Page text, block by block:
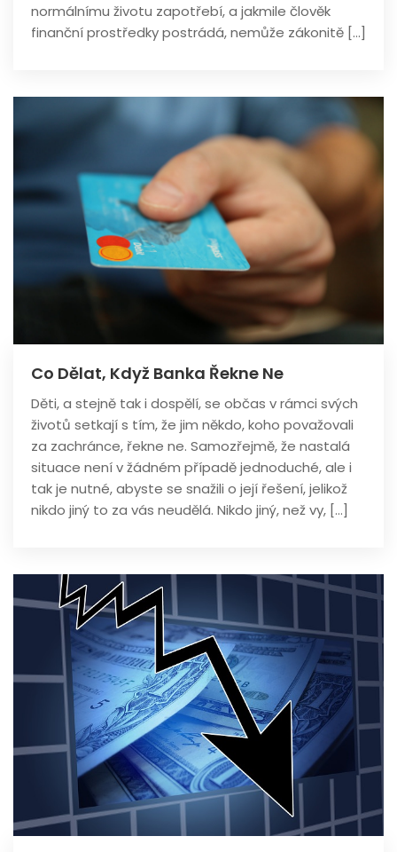
normálnímu životu zapotřebí, a jakmile člověk
finanční prostředky postrádá, nemůže zákonitě […]
Co Dělat, Když Banka Řekne Ne
Děti, a stejně tak i dospělí, se občas v rámci svých
životů setkají s tím, že jim někdo, koho považovali
za zachránce, řekne ne. Samozřejmě, že nastalá
situace není v žádném případě jednoduché, ale i
tak je nutné, abyste se snažili o její řešení, jelikož
nikdo jiný to za vás neudělá. Nikdo jiný, než vy, […]